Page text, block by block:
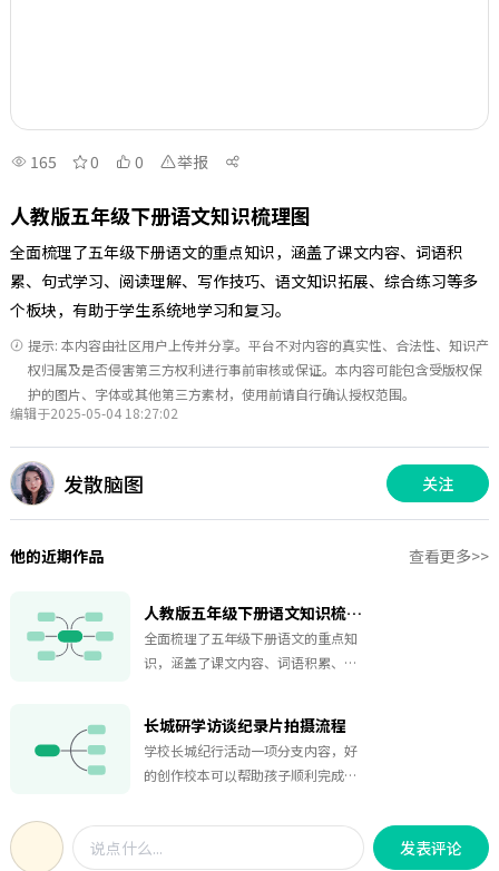
165 0 0 举报
人教版五年级下册语文知识梳理图
全面梳理了五年级下册语文的重点知识，涵盖了课文内容、词语积
累、句式学习、阅读理解、写作技巧、语文知识拓展、综合练习等多
个板块，有助于学生系统地学习和复习。
提示: 本内容由社区用户上传并分享。平台不对内容的真实性、合法性、知识产
权归属及是否侵害第三方权利进行事前审核或保证。本内容可能包含受版权保
护的图片、字体或其他第三方素材，使用前请自行确认授权范围。
编辑于2025-05-04 18:27:02
发散脑图 关注
他的近期作品 查看更多>>
人教版五年级下册语文知识梳理图
全面梳理了五年级下册语文的重点知
识，涵盖了课文内容、词语积累、句
助于学生系统地学习和复习。
长城研学访谈纪录片拍摄流程
学校长城纪行活动一项分支内容，好
的创作校本可以帮助孩子顺利完成。
的各个环节和具体任务，有助于相关
人员系统地了解和执行拍摄工作。
发表评论